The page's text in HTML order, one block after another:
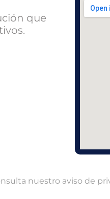
que
nuestro aviso de